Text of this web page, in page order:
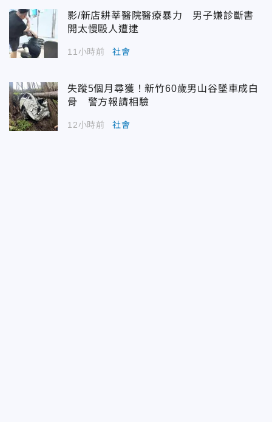
影/新店耕莘醫院醫療暴力 男子嫌診斷書
開太慢毆人遭逮
11小時前 社會
失蹤5個月尋獲！新竹60歲男山谷墜車成白
骨 警方報請相驗
12小時前 社會